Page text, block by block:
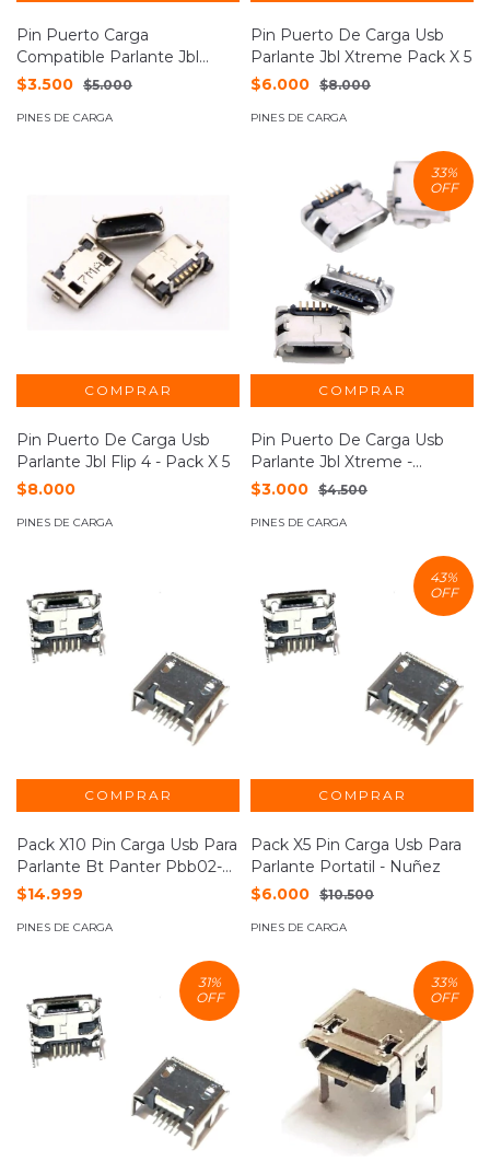
Pin Puerto Carga
Compatible Parlante Jbl
Xtreme 3
$3.500 $5.000
PINES DE CARGA
Pin Puerto De Carga Usb
Parlante Jbl Xtreme Pack X 5
$6.000 $8.000
PINES DE CARGA
Pin Puerto De Carga Usb
Parlante Jbl Flip 4 - Pack X 5
$8.000
PINES DE CARGA
33%
OFF
Pin Puerto De Carga Usb
Parlante Jbl Xtreme -
Instalamos
$3.000 $4.500
PINES DE CARGA
Pack X10 Pin Carga Usb Para
Parlante Bt Panter Pbb02-
bk
$14.999
PINES DE CARGA
43%
OFF
Pack X5 Pin Carga Usb Para
Parlante Portatil - Nuñez
$6.000 $10.500
PINES DE CARGA
31%
OFF
33%
OFF